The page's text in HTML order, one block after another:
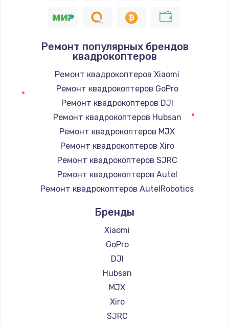
1400 руб.
Заказать
Замена / ремонт электронного модуля
Заказать
Заказать
Замена платы сенсора
900 руб.
Заказать
Замена регулятора режимов конфорки
900 руб.
Заказать
Ремонт популярных брендов
квадрокоптеров
Ремонт квадрокоптеров Xiaomi
Ремонт квадрокоптеров GoPro
Ремонт квадрокоптеров DJI
Ремонт квадрокоптеров Hubsan
Ремонт квадрокоптеров MJX
Ремонт квадрокоптеров Xiro
Ремонт квадрокоптеров SJRC
Ремонт квадрокоптеров Autel
Ремонт квадрокоптеров AutelRobotics
Бренды
Xiaomi
GoPro
DJI
Hubsan
MJX
Xiro
SJRC